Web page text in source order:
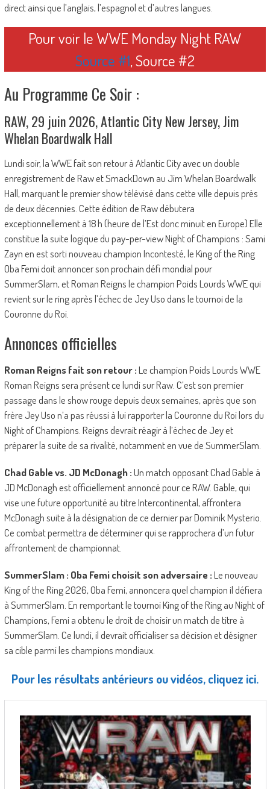
direct ainsi que l’anglais, l’espagnol et d’autres langues.
Pour voir le WWE Monday Night RAW
Source #1, Source #2
Au Programme Ce Soir :
RAW, 29 juin 2026, Atlantic City New Jersey, Jim
Whelan Boardwalk Hall
Lundi soir, la WWE fait son retour à Atlantic City avec un double
enregistrement de Raw et SmackDown au Jim Whelan Boardwalk
Hall, marquant le premier show télévisé dans cette ville depuis près
de deux décennies. Cette édition de Raw débutera
exceptionnellement à 18 h (heure de l’Est donc minuit en Europe) Elle
constitue la suite logique du pay-per-view Night of Champions : Sami
Zayn en est sorti nouveau champion Incontesté, le King of the Ring
Oba Femi doit annoncer son prochain défi mondial pour
SummerSlam, et Roman Reigns le champion Poids Lourds WWE qui
revient sur le ring après l’échec de Jey Uso dans le tournoi de la
Couronne du Roi.
Annonces officielles
Roman Reigns fait son retour :Le champion Poids Lourds WWE
Roman Reigns sera présent ce lundi sur Raw. C’est son premier
passage dans le show rouge depuis deux semaines, après que son
frère Jey Uso n’a pas réussi à lui rapporter la Couronne du Roi lors du
Night of Champions. Reigns devrait réagir à l’échec de Jey et
préparer la suite de sa rivalité, notamment en vue de SummerSlam.
Chad Gable vs. JD McDonagh :Un match opposant Chad Gable à
JD McDonagh est officiellement annoncé pour ce RAW. Gable, qui
vise une future opportunité au titre Intercontinental, affrontera
McDonagh suite à la désignation de ce dernier par Dominik Mysterio.
Ce combat permettra de déterminer qui se rapprochera d’un futur
affrontement de championnat.
SummerSlam : Oba Femi choisit son adversaire :Le nouveau
King of the Ring 2026, Oba Femi, annoncera quel champion il défiera
à SummerSlam. En remportant le tournoi King of the Ring au Night of
Champions, Femi a obtenu le droit de choisir un match de titre à
SummerSlam. Ce lundi, il devrait officialiser sa décision et désigner
sa cible parmi les champions mondiaux.
Pour les résultats antérieurs ou vidéos, cliquez ici.